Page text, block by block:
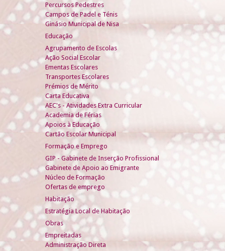
Percursos Pedestres
Campos de Padel e Ténis
Ginásio Municipal de Nisa
Educação
Agrupamento de Escolas
Ação Social Escolar
Ementas Escolares
Transportes Escolares
Prémios de Mérito
Carta Educativa
AEC's - Atividades Extra Curricular
Academia de Férias
Apoios à Educação
Cartão Escolar Municipal
Formação e Emprego
GIP - Gabinete de Inserção Profissional
Gabinete de Apoio ao Emigrante
Núcleo de Formação
Ofertas de emprego
Habitação
Estratégia Local de Habitação
Obras
Empreitadas
Administração Direta